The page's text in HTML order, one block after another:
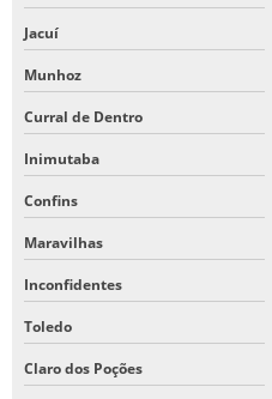
Jacuí
Munhoz
Curral de Dentro
Inimutaba
Confins
Maravilhas
Inconfidentes
Toledo
Claro dos Poções